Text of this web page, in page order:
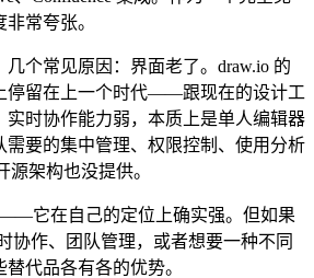
常夸张。
个常见原因：界面老了。draw.io 的
停留在上一个时代——跟现在的设计工
实时协作能力弱，本质上是单人编辑器
需要的集中管理、权限控制、使用分析
源架构也没提供。
——它在自己的定位上确实强。但如果
协作、团队管理，或者想要一种不同
代品各有各的优势。